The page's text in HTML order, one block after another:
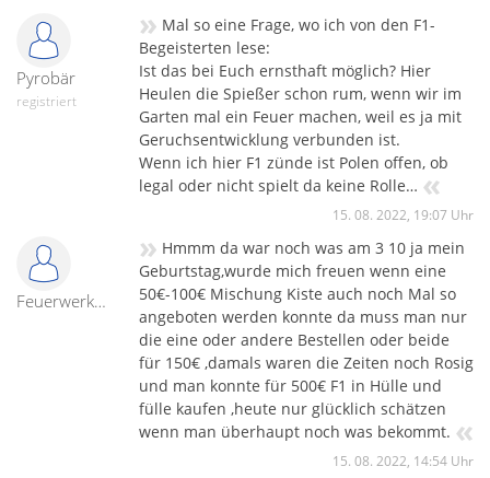
erinnern, aber vielleicht an die von 2022 – dem Jahr, wo die
meisten glauben, es könnte nicht erneut zu einem
Verkaufsverbot kommen. Das hat man, in Reihenfolge, auch
sehr überzeugt vom Jahr 2021 angenommen – uns hat man
nur bedingt geglaubt. Dieses Jahr (2022), scheint es eigentlich
noch unwahrscheinlicher, aber in meinem Denken erhöht das
die Gefahr und die Wahrscheinlichkeit, dass es wieder
passiert. Hm, eigentlich wollte ich die allgemeinen Worte zu
unseren exklusiven Kisten, Sortimenten und Ideen anders
gestalten – aber jetzt ist es so! Deshalb noch kurz, wir haben
uns natürlich wieder einiges überlegt. Nur Billigheimer ist
dieses Jahr nicht, gerade unsere bunten Beutel und Kisten
zeigen u.a. sehr viel Qualität. Ich hoffe, ihr findet Freude
Pyrobär
registriert
» Mal so eine Frage, wo ich von den F1-
Begeisterten lese:
Ist das bei Euch ernsthaft möglich? Hier
Heulen die Spießer schon rum, wenn wir im
Garten mal ein Feuer machen, weil es ja mit
Geruchsentwicklung verbunden ist.
Wenn ich hier F1 zünde ist Polen offen, ob
legal oder nicht spielt da keine Rolle… «
15. 08. 2022, 19:07 Uhr
Feuerwerker1979
» Hmmm da war noch was am 3 10 ja mein
Geburtstag,wurde mich freuen wenn eine
50€-100€ Mischung Kiste auch noch Mal so
angeboten werden konnte da muss man nur
die eine oder andere Bestellen oder beide
für 150€ ,damals waren die Zeiten noch Rosig
und man konnte für 500€ F1 in Hülle und
fülle kaufen ,heute nur glücklich schätzen
wenn man überhaupt noch was bekommt. «
15. 08. 2022, 14:54 Uhr